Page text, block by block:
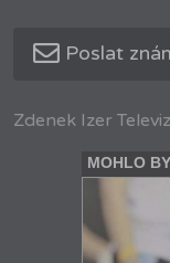
Poslat
Zdenek Izer